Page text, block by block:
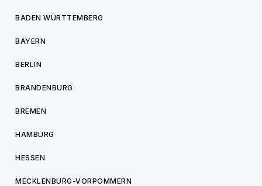
BADEN WÜRTTEMBERG
BAYERN
BERLIN
BRANDENBURG
BREMEN
HAMBURG
HESSEN
MECKLENBURG-VORPOMMERN